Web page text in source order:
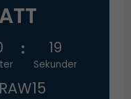
19
Sekunder